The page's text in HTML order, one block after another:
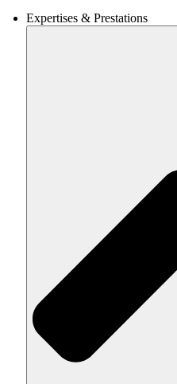
Expertises & Prestations